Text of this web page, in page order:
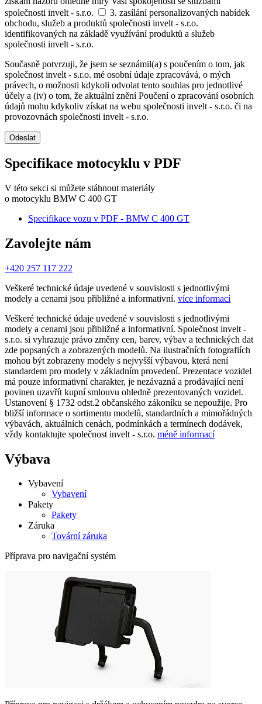
společnosti invelt - s.r.o.
3. zasílání personalizovaných nabídek
obchodu, služeb a produktů společnosti invelt - s.r.o.
identifikovaných na základě využívání produktů a služeb
společnosti invelt - s.r.o.
Současně potvrzuji, že jsem se seznámil(a) s poučením o tom, jak
společnost invelt - s.r.o. mé osobní údaje zpracovává, o mých
právech, o možnosti kdykoli odvolat tento souhlas pro jednotlivé
účely a (iv) o tom, že aktuální znění Poučení o zpracování osobních
údajů mohu kdykoliv získat na webu společnosti invelt - s.r.o. či na
provozovnách společnosti invelt - s.r.o.
Odeslat
Specifikace motocyklu v PDF
V této sekci si můžete stáhnout materiály
o motocyklu BMW C 400 GT
Specifikace vozu v PDF - BMW C 400 GT
Zavolejte nám
+420 257 117 222
Veškeré technické údaje uvedené v souvislosti s jednotlivými
modely a cenami jsou přibližné a informativní. více informací
Veškeré technické údaje uvedené v souvislosti s jednotlivými
modely a cenami jsou přibližné a informativní. Společnost invelt -
s.r.o. si vyhrazuje právo změny cen, barev, výbav a technických dat
zde popsaných a zobrazených modelů. Na ilustračních fotografiích
mohou být zobrazeny modely s nejvyšší výbavou, která není
standardem pro modely v základním provedení. Prezentace vozidel
má pouze informativní charakter, je nezávazná a prodávající není
povinen uzavřít kupní smlouvu ohledně prezentovaných vozidel.
Ustanovení § 1732 odst.2 občanského zákoníku se nepoužije. Pro
bližší informace o sortimentu modelů, standardních a mimořádných
výbavách, aktuálních cenách, podmínkách a termínech dodávek,
vždy kontaktujte společnost invelt - s.r.o. méně informací
Výbava
Vybavení
Vybavení
Pakety
Pakety
Záruka
Tovární záruka
Příprava pro navigační systém